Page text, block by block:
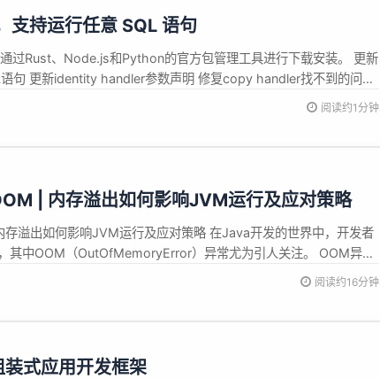
持运行任意 SQL 语句
过Rust、Node.js和Python的官方包管理工具进行下载安装。 更新
句 更新identity handler参数声明 修复copy handler找不到的问题
行时schema报错 新增admin.Language定义：管理平台所支持的
阅读约1分钟
| 内存溢出如何影响JVM运行及应对策略
溢出如何影响JVM运行及应对策略 在Java开发的世界中，开发者
其中OOM（OutOfMemoryError）异常尤为引人关注。 OOM异常
常的常见原因之一，了解OOM异常的产生原因和处理方法对于
阅读约16分钟
式应用开发框架